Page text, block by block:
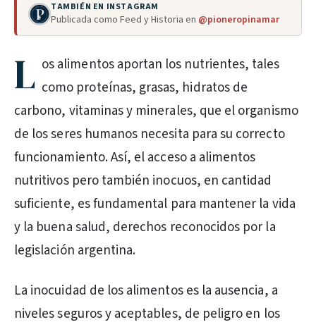
TAMBIÉN EN INSTAGRAM
Publicada como Feed y Historia en @pioneropinamar
L os alimentos aportan los nutrientes, tales
como proteínas, grasas, hidratos de
carbono, vitaminas y minerales, que el organismo
de los seres humanos necesita para su correcto
funcionamiento. Así, el acceso a alimentos
nutritivos pero también inocuos, en cantidad
suficiente, es fundamental para mantener la vida
y la buena salud, derechos reconocidos por la
legislación argentina.
La inocuidad de los alimentos es la ausencia, a
niveles seguros y aceptables, de peligro en los